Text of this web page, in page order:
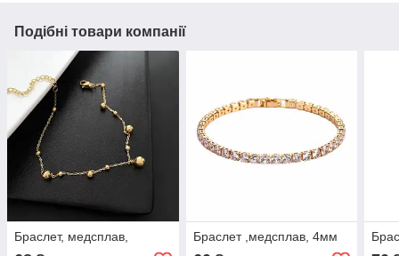
Подібні товари компанії
Браслет, медсплав, Браслет ,медсплав, 4мм